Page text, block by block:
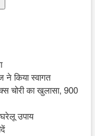
किया स्वागत
चोरी का खुलासा, 900
उपाय